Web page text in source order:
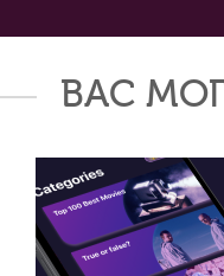
ВАС